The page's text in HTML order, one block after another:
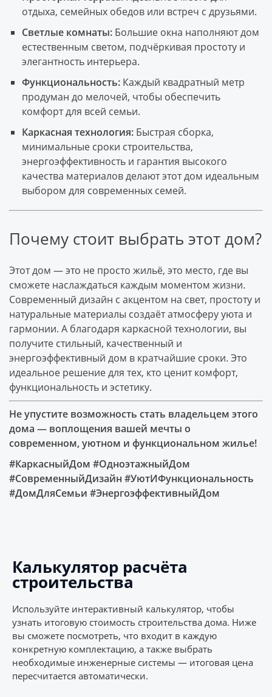
отдыха, семейных обедов или встреч с друзьями.
Светлые комнаты:Большие окна наполняют дом
естественным светом, подчёркивая простоту и
элегантность интерьера.
Функциональность:Каждый квадратный метр
продуман до мелочей, чтобы обеспечить
комфорт для всей семьи.
Каркасная технология:Быстрая сборка,
минимальные сроки строительства,
энергоэффективность и гарантия высокого
качества материалов делают этот дом идеальным
выбором для современных семей.
Почему стоит выбрать этот дом?
Этот дом — это не просто жильё, это место, где вы
сможете наслаждаться каждым моментом жизни.
Современный дизайн с акцентом на свет, простоту и
натуральные материалы создаёт атмосферу уюта и
гармонии. А благодаря каркасной технологии, вы
получите стильный, качественный и
энергоэффективный дом в кратчайшие сроки. Это
идеальное решение для тех, кто ценит комфорт,
функциональность и эстетику.
Не упустите возможность стать владельцем этого
дома — воплощения вашей мечты о
современном, уютном и функциональном жилье!
#КаркасныйДом #ОдноэтажныйДом
#СовременныйДизайн #УютИФункциональность
#ДомДляСемьи #ЭнергоэффективныйДом
Калькулятор расчёта
строительства
Используйте интерактивный калькулятор, чтобы
узнать итоговую стоимость строительства дома. Ниже
вы сможете посмотреть, что входит в каждую
конкретную комплектацию, а также выбрать
необходимые инженерные системы — итоговая цена
пересчитается автоматически.